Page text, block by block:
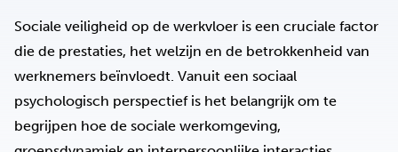
Sociale veiligheid op de werkvloer is een cruciale factor
die de prestaties, het welzijn en de betrokkenheid van
werknemers beïnvloedt. Vanuit een sociaal
psychologisch perspectief is het belangrijk om te
begrijpen hoe de sociale werkomgeving,